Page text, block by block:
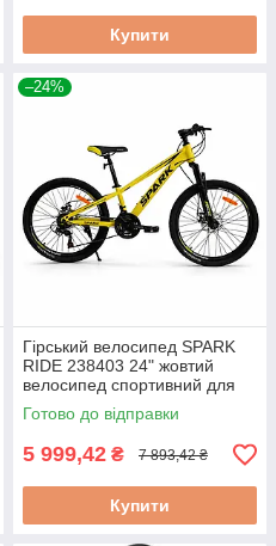
Купити
–24%
Гірський велосипед SPARK
RIDE 238403 24" жовтий
велосипед спортивний для
бездоріжжя 21 швидкість
Готово до відправки
5 999,42 ₴ 7 893,42 ₴
Купити